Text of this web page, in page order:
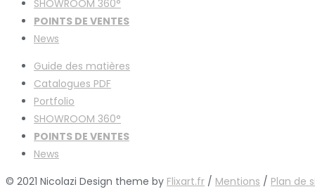
SHOWROOM 360°
POINTS DE VENTES
News
Guide des matières
Catalogues PDF
Portfolio
SHOWROOM 360°
POINTS DE VENTES
News
© 2021 Nicolazi Design theme by Flixart.fr / Mentions / Plan de